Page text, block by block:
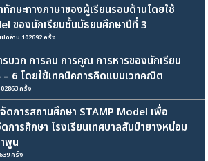
กษะทางภาษาของผู้เรียนรอบด้านโดยใช้
ของนักเรียนชั้นมัธยมศึกษาปีที่ 3
ปิดอ่าน 102692 ครั้ง
บวก การลบ การคูณ การหารของนักเรียน
6 โดยใช้เทคนิคการคิดแบบเวทคณิต
ครั้ง
ดการสถานศึกษา STAMP Model เพื่อ
ารศึกษา โรงเรียนเทศบาลสันป่ายางหน่อม
พูน
ครั้ง